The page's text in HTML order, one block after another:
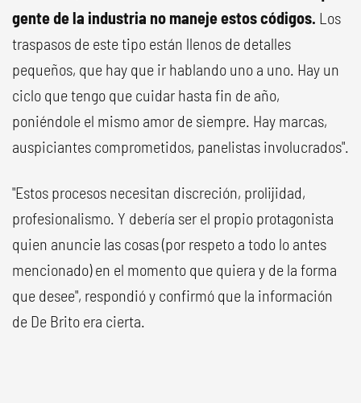
gente de la industria no maneje estos códigos. Los
traspasos de este tipo están llenos de detalles
pequeños, que hay que ir hablando uno a uno. Hay un
ciclo que tengo que cuidar hasta fin de año,
poniéndole el mismo amor de siempre. Hay marcas,
auspiciantes comprometidos, panelistas involucrados".
"Estos procesos necesitan discreción, prolijidad,
profesionalismo. Y debería ser el propio protagonista
quien anuncie las cosas (por respeto a todo lo antes
mencionado) en el momento que quiera y de la forma
que desee", respondió y confirmó que la información
de De Brito era cierta.